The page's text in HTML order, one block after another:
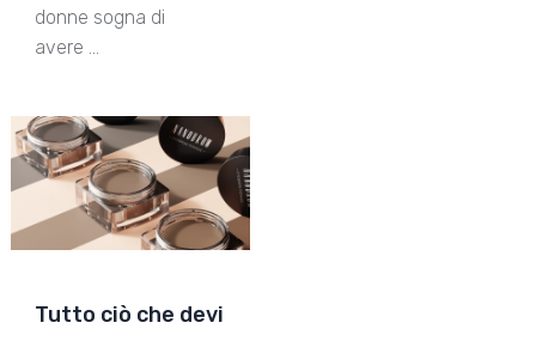
donne sogna di
avere …
Tutto ciò che devi